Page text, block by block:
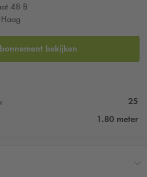
48 B
bekijken
25
1.80 meter